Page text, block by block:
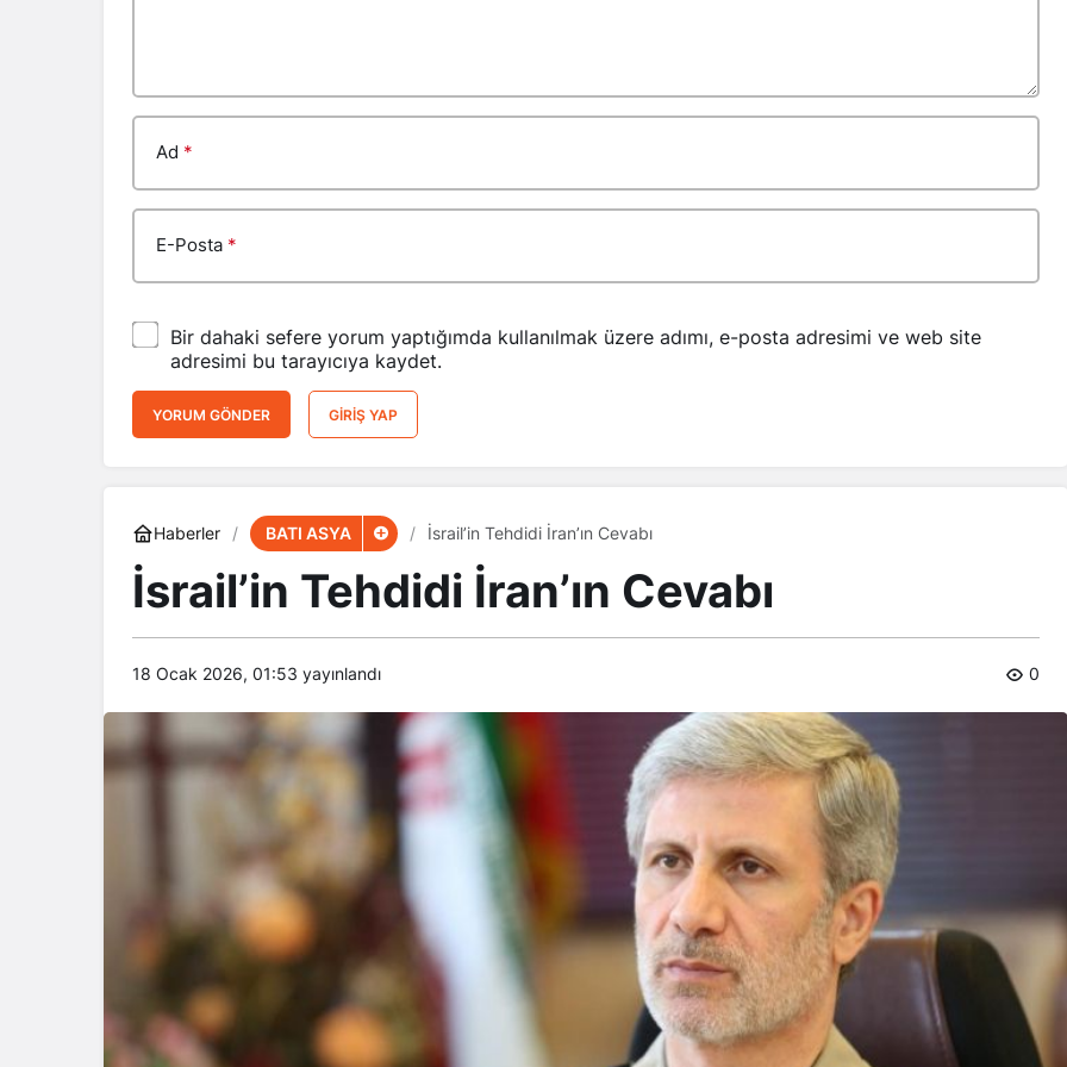
Ad *
E-Posta *
Bir dahaki sefere yorum yaptığımda kullanılmak üzere adımı, e-posta adresimi ve web site
adresimi bu tarayıcıya kaydet.
YORUM GÖNDER GIRIŞ YAP
Haberler BATI ASYA İsrail’in Tehdidi İran’ın Cevabı
İsrail’in Tehdidi İran’ın Cevabı
18 Ocak 2026, 01:53 yayınlandı 0